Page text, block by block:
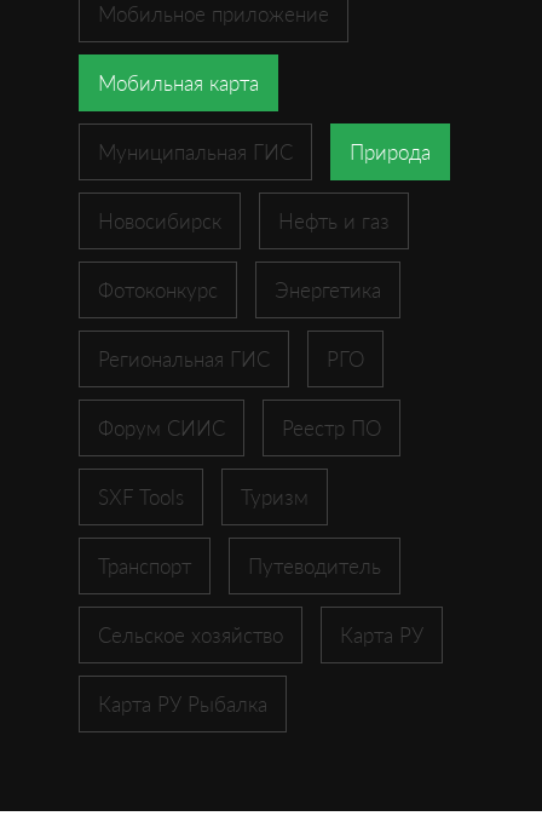
Мобильное приложение
Мобильная карта
Муниципальная ГИС Природа
Новосибирск Нефть и газ
Фотоконкурс Энергетика
Региональная ГИС РГО
Форум СИИС Реестр ПО
SXF Tools Туризм
Транспорт Путеводитель
Сельское хозяйство Карта РУ
Карта РУ Рыбалка